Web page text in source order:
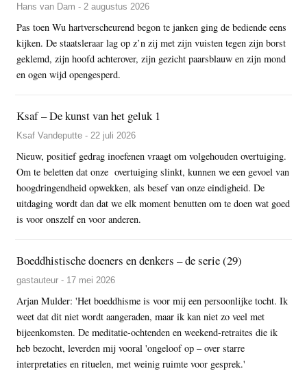
Hans van Dam - 2 augustus 2026
Pas toen Wu hartverscheurend begon te janken ging de bediende eens
kijken. De staatsleraar lag op z’n zij met zijn vuisten tegen zijn borst
geklemd, zijn hoofd achterover, zijn gezicht paarsblauw en zijn mond
en ogen wijd opengesperd.
Ksaf – De kunst van het geluk 1
Ksaf Vandeputte - 22 juli 2026
Nieuw, positief gedrag inoefenen vraagt om volgehouden overtuiging.
Om te beletten dat onze overtuiging slinkt, kunnen we een gevoel van
hoogdringendheid opwekken, als besef van onze eindigheid. De
uitdaging wordt dan dat we elk moment benutten om te doen wat goed
is voor onszelf en voor anderen.
Boeddhistische doeners en denkers – de serie (29)
gastauteur - 17 mei 2026
Arjan Mulder: 'Het boeddhisme is voor mij een persoonlijke tocht. Ik
weet dat dit niet wordt aangeraden, maar ik kan niet zo veel met
bijeenkomsten. De meditatie-ochtenden en weekend-retraites die ik
heb bezocht, leverden mij vooral 'ongeloof op – over starre
interpretaties en rituelen, met weinig ruimte voor gesprek.'